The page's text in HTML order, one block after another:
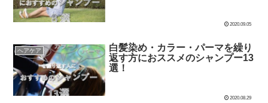
2020.09.05
ヘアケア
白髪染め・カラー・パーマを繰り
返す方におススメのシャンプー13
選！
2020.08.29